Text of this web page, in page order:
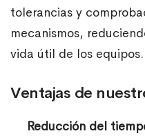
tolerancias y
mecanismos,
vida útil de los equipos.
Ventajas de
Reducción del